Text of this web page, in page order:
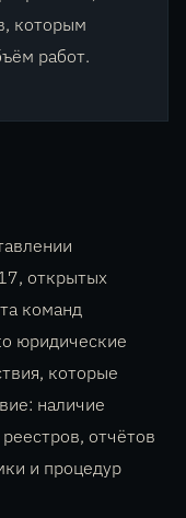
которым
работ.
открытых
команд
юридические
которые
наличие
отчётов
и процедур